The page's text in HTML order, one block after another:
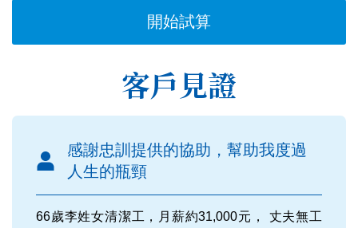
客戶見證
感謝忠訓提供的協助，幫助我度過
人生的瓶頸
66歲李姓女清潔工，月薪約31,000元， 丈夫無工